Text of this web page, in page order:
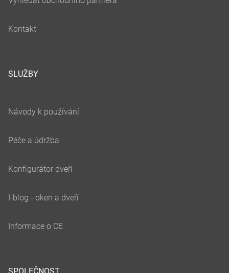
SLUŽBY